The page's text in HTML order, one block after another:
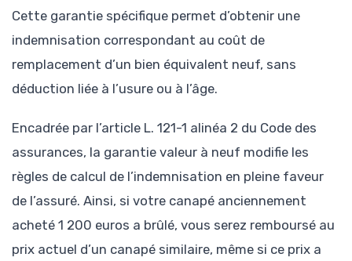
Cette garantie spécifique permet d’obtenir une
indemnisation correspondant au coût de
remplacement d’un bien équivalent neuf, sans
déduction liée à l’usure ou à l’âge.
Encadrée par l’article L. 121-1 alinéa 2 du Code des
assurances, la garantie valeur à neuf modifie les
règles de calcul de l’indemnisation en pleine faveur
de l’assuré. Ainsi, si votre canapé anciennement
acheté 1 200 euros a brûlé, vous serez remboursé au
prix actuel d’un canapé similaire, même si ce prix a